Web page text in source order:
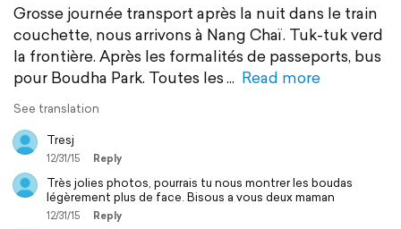
Grosse journée transport après la nuit dans le train
couchette, nous arrivons à Nang Chaï. Tuk-tuk verd
la frontière. Après les formalités de passeports, bus
pour Boudha Park. Toutes les
Read more
See translation
Tresj
12/31/15 Reply
Très jolies photos, pourrais tu nous montrer les boudas
légèrement plus de face. Bisous a vous deux maman
12/31/15 Reply